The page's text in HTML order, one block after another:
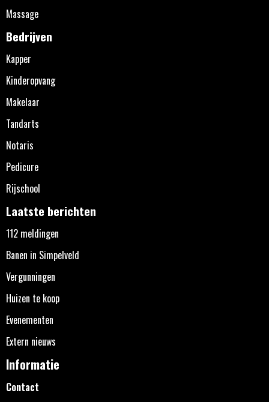
Massage
Bedrijven
Kapper
Kinderopvang
Makelaar
Tandarts
Notaris
Pedicure
Rijschool
Laatste berichten
112 meldingen
Banen in Simpelveld
Vergunningen
Huizen te koop
Evenementen
Extern nieuws
Informatie
Contact